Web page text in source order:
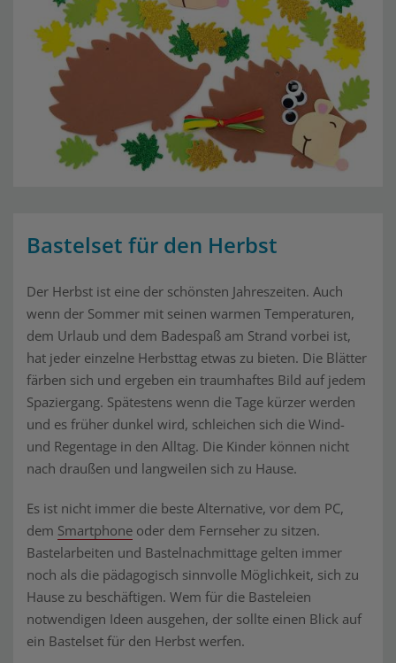
Bastelset für den Herbst
Der Herbst ist eine der schönsten Jahreszeiten. Auch
wenn der Sommer mit seinen warmen Temperaturen,
dem Urlaub und dem Badespaß am Strand vorbei ist,
hat jeder einzelne Herbsttag etwas zu bieten. Die Blätter
färben sich und ergeben ein traumhaftes Bild auf jedem
Spaziergang. Spätestens wenn die Tage kürzer werden
und es früher dunkel wird, schleichen sich die Wind-
und Regentage in den Alltag. Die Kinder können nicht
nach draußen und langweilen sich zu Hause.
Es ist nicht immer die beste Alternative, vor dem PC,
dem Smartphone oder dem Fernseher zu sitzen.
Bastelarbeiten und Bastelnachmittage gelten immer
noch als die pädagogisch sinnvolle Möglichkeit, sich zu
Hause zu beschäftigen. Wem für die Basteleien
notwendigen Ideen ausgehen, der sollte einen Blick auf
ein Bastelset für den Herbst werfen.